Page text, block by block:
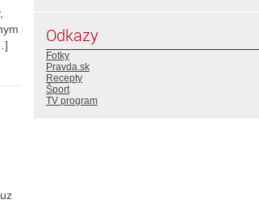
Odkazy
Fotky
Pravda.sk
Recepty
Šport
TV program